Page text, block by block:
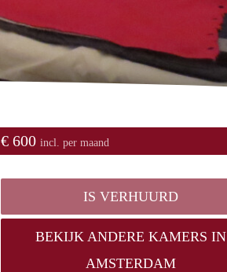
€ 600 incl. per maand
IS VERHUURD
BEKIJK ANDERE KAMERS IN
AMSTERDAM